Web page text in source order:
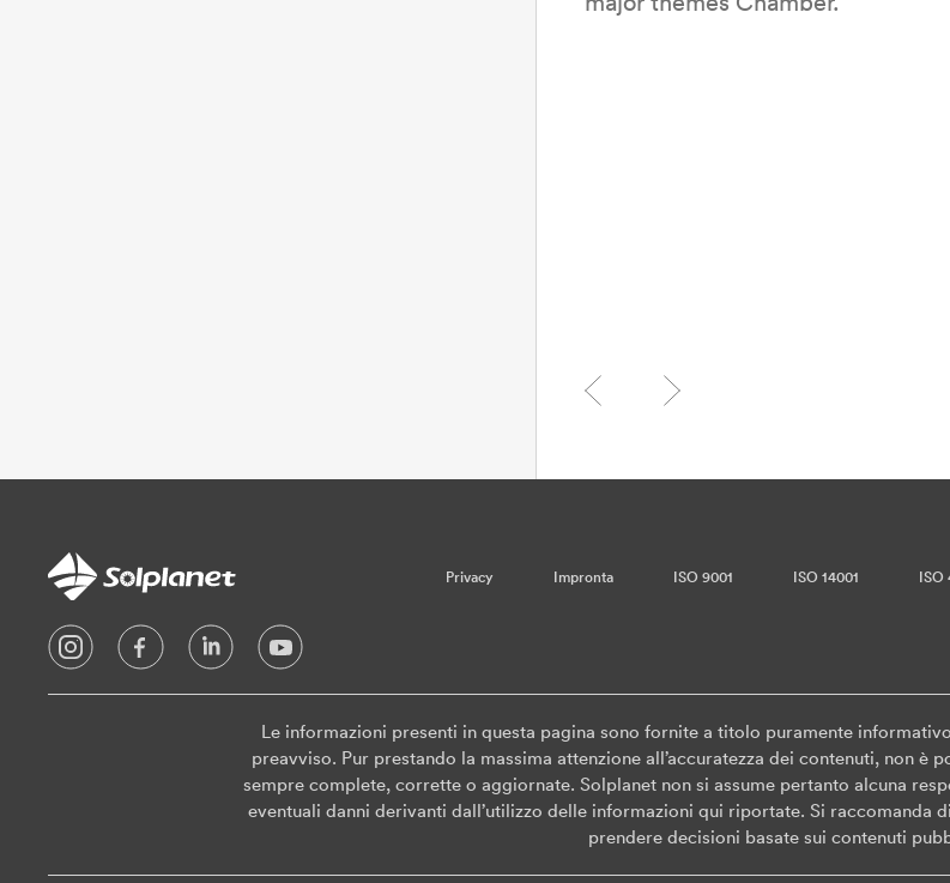
Privacy Impronta ISO 9001 ISO 14001 ISO
Le informazioni presenti in questa pagina sono fornite a titolo puramente
preavviso. Pur prestando la massima attenzione all’accuratezza dei contenuti, non è
sempre complete, corrette o aggiornate. Solplanet non si assume pertanto alcuna
eventuali danni derivanti dall’utilizzo delle informazioni qui riportate. Si
prendere decisioni basate sui contenuti